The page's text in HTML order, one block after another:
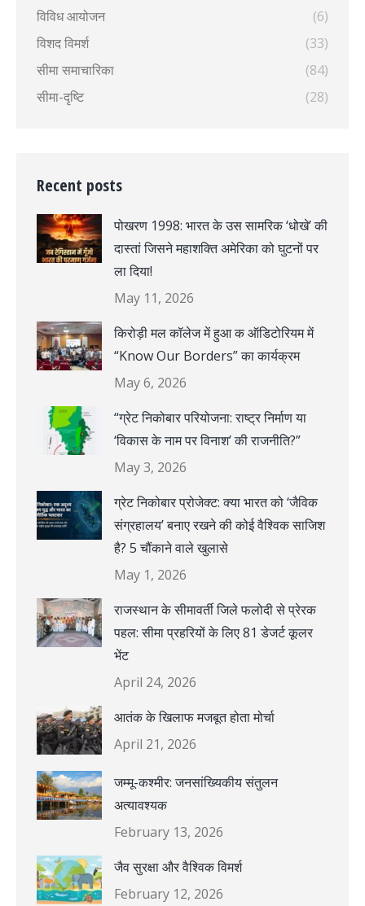
विविध आयोजन
(6)
विशद विमर्श
(33)
सीमा समाचारिका
(84)
सीमा-दृष्टि
(28)
Recent posts
पोखरण 1998: भारत के उस सामरिक ‘धोखे’ की
दास्तां जिसने महाशक्ति अमेरिका को घुटनों पर
ला दिया!
May 11, 2026
किरोड़ी मल कॉलेज में हुआ क ऑडिटोरियम में
“Know Our Borders” का कार्यक्रम
May 6, 2026
“ग्रेट निकोबार परियोजना: राष्ट्र निर्माण या
‘विकास के नाम पर विनाश’ की राजनीति?”
May 3, 2026
ग्रेट निकोबार प्रोजेक्ट: क्या भारत को ‘जैविक
संग्रहालय’ बनाए रखने की कोई वैश्विक साजिश
है? 5 चौंकाने वाले खुलासे
May 1, 2026
राजस्थान के सीमावर्ती जिले फलोदी से प्रेरक
पहल: सीमा प्रहरियों के लिए 81 डेजर्ट कूलर
भेंट
April 24, 2026
आतंक के खिलाफ मजबूत होता मोर्चा
April 21, 2026
जम्मू-कश्मीर: जनसांख्यिकीय संतुलन
अत्यावश्यक
February 13, 2026
जैव सुरक्षा और वैश्विक विमर्श
February 12, 2026